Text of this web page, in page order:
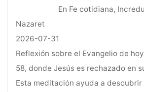
En Fe cotidiana,
Nazaret
2026-07-31
Reflexión sobre el Evangelio de
58, donde Jesús es rechazado en
Esta meditación ayuda a descubrir